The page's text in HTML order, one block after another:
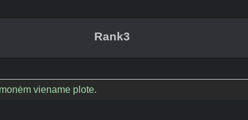
Rank3
viename plote.